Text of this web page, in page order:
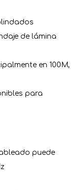
de lámina
en 100M,
para
puede